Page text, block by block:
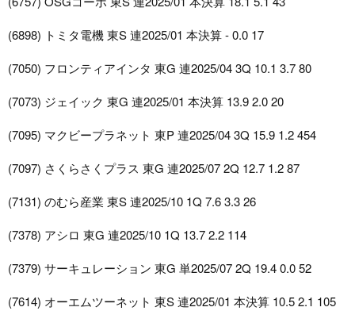
(6898) トミタ電機 東S 連2025/01 本決算 - 0.0 17
(7050) フロンティアインタ 東G 連2025/04 3Q 10.1 3.7 80
(7073) ジェイック 東G 連2025/01 本決算 13.9 2.0 20
(7095) マクビープラネット 東P 連2025/04 3Q 15.9 1.2 454
(7097) さくらさくプラス 東G 連2025/07 2Q 12.7 1.2 87
(7131) のむら産業 東S 連2025/10 1Q 7.6 3.3 26
(7378) アシロ 東G 連2025/10 1Q 13.7 2.2 114
(7379) サーキュレーション 東G 単2025/07 2Q 19.4 0.0 52
(7614) オーエムツーネット 東S 連2025/01 本決算 10.5 2.1 105